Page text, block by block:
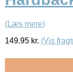
(Læs mere)
149.95 kr. (Vis